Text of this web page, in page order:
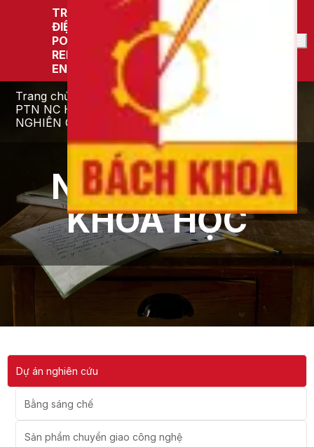
TRƯỜNG ĐIỆN -
ĐIỆN TỬ
POWER GRID AND
RENEWABLE
ENERGY LAB
VI
NGHIÊN CỨU
KHOA HỌC
Trang chủ
PTN NC Hệ thống điện và năng lượng tái tạo
NGHIÊN CỨU KHOA HỌC
Dự án nghiên cứu
Bằng sáng chế
Sản phẩm chuyển giao công nghệ